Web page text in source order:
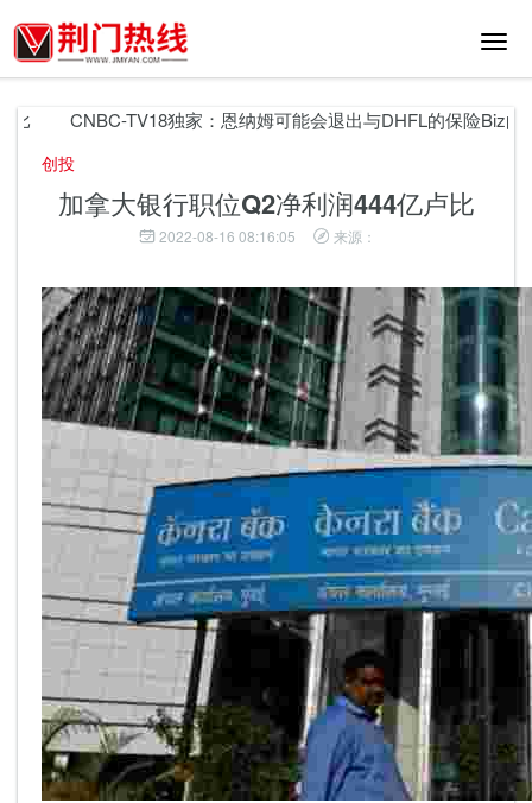
切
航
CNBC-TV18独家：恩纳姆可能会退出与DHFL的保险Biz的
创投
加拿大银行职位Q2净利润444亿卢比
2022-08-16 08:16:05 来源：